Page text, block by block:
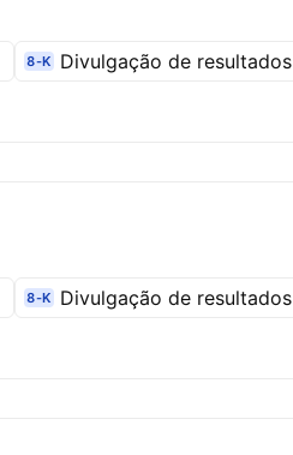
8-K Divulgação de resultados
8-K Divulgação de resultados